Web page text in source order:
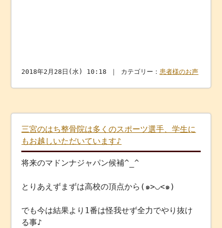
2018年2月28日(水) 10:18 ｜ カテゴリー：患者様のお声
三宮のはち整骨院は多くのスポーツ選手、学生に
もお越しいただいています♪
将来のマドンナジャパン候補^_^
とりあえずまずは高校の頂点から(๑>◡<๑)
でも今は結果より1番は怪我せず全力でやり抜け
る事♪